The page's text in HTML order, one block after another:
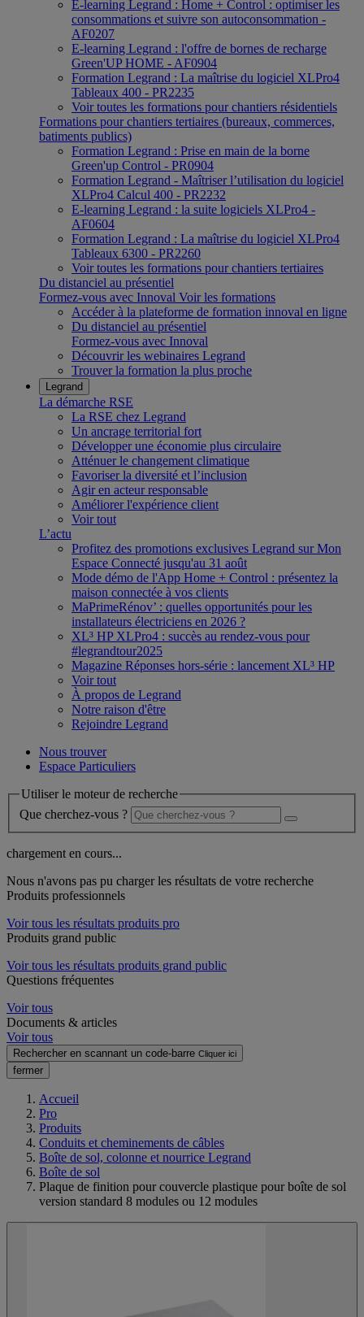
E-learning Legrand : Home + Control : optimiser les
consommations et suivre son autoconsommation -
AF0207
E-learning Legrand : l'offre de bornes de recharge
Green'UP HOME - AF0904
Formation Legrand : La maîtrise du logiciel XLPro4
Tableaux 400 - PR2235
Voir toutes les formations pour chantiers résidentiels
Formations pour chantiers tertiaires (bureaux, commerces,
batiments publics)
Formation Legrand : Prise en main de la borne
Green'up Control - PR0904
Formation Legrand - Maîtriser l’utilisation du logiciel
XLPro4 Calcul 400 - PR2232
E-learning Legrand : la suite logiciels XLPro4 -
AF0604
Formation Legrand : La maîtrise du logiciel XLPro4
Tableaux 6300 - PR2260
Voir toutes les formations pour chantiers tertiaires
Du distanciel au présentiel
Formez-vous avec Innoval Voir les formations
Accéder à la plateforme de formation innoval en ligne
Du distanciel au présentiel
Formez-vous avec Innoval
Découvrir les webinaires Legrand
Trouver la formation la plus proche
Legrand
La démarche RSE
La RSE chez Legrand
Un ancrage territorial fort
Développer une économie plus circulaire
Atténuer le changement climatique
Favoriser la diversité et l’inclusion
Agir en acteur responsable
Améliorer l'expérience client
Voir tout
L’actu
Profitez des promotions exclusives Legrand sur Mon
Espace Connecté jusqu'au 31 août
Mode démo de l'App Home + Control : présentez la
maison connectée à vos clients
MaPrimeRénov’ : quelles opportunités pour les
installateurs électriciens en 2026 ?
XL³ HP XLPro4 : succès au rendez-vous pour
#legrandtour2025
Magazine Réponses hors-série : lancement XL³ HP
Voir tout
À propos de Legrand
Notre raison d'être
Rejoindre Legrand
Nous trouver
Espace Particuliers
Utiliser le moteur de recherche
Que cherchez-vous ?
chargement en cours...
Nous n'avons pas pu charger les résultats de votre recherche
Produits professionnels
Voir tous les résultats produits pro
Produits grand public
Voir tous les résultats produits grand public
Questions fréquentes
Voir tous
Documents & articles
Voir tous
Rechercher en scannant un code-barre Cliquer ici
fermer
Accueil
Pro
Produits
Conduits et cheminements de câbles
Boîte de sol, colonne et nourrice Legrand
Boîte de sol
Plaque de finition pour couvercle plastique pour boîte de sol
version standard 8 modules ou 12 modules